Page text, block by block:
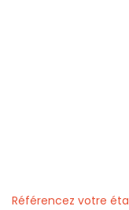
Référencez votre